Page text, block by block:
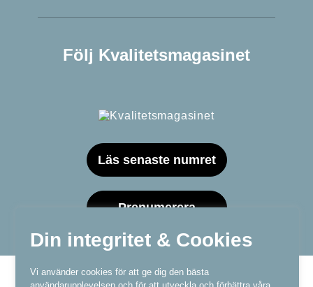
Din integritet & Cookies
Vi använder cookies för att ge dig den bästa
Följ Kvalitetsmagasinet
Läs senaste numret
Prenumerera